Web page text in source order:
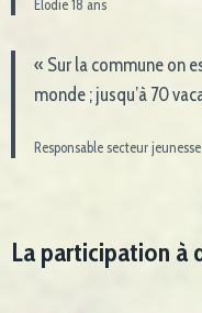
Elodie 18 ans
« Sur la commune on
monde ; jusqu’à 70
Responsable secteur jeunesse
La participation à